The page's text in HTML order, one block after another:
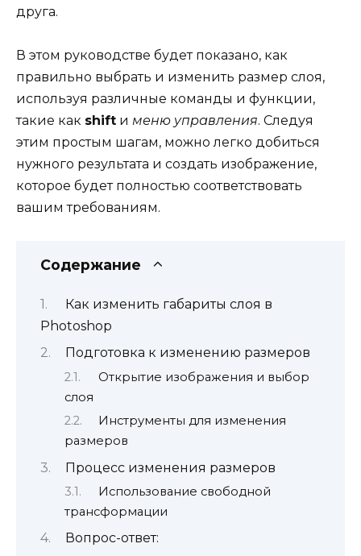
друга.
В этом руководстве будет показано, как
правильно выбрать и изменить размер слоя,
используя различные команды и функции,
такие как shift и меню управления. Следуя
этим простым шагам, можно легко добиться
нужного результата и создать изображение,
которое будет полностью соответствовать
вашим требованиям.
Содержание
Как изменить габариты слоя в
Photoshop
Подготовка к изменению размеров
Открытие изображения и выбор
слоя
Инструменты для изменения
размеров
Процесс изменения размеров
Использование свободной
трансформации
Вопрос-ответ: